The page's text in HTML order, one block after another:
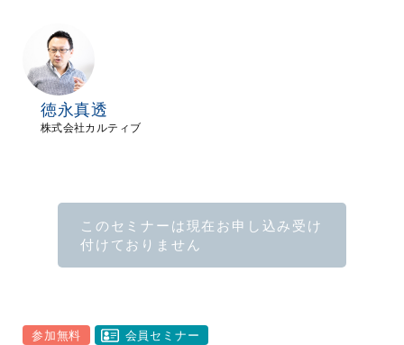
徳永真透
株式会社カルティブ
このセミナーは現在お申し込み受け
付けておりません
参加無料 会員セミナー